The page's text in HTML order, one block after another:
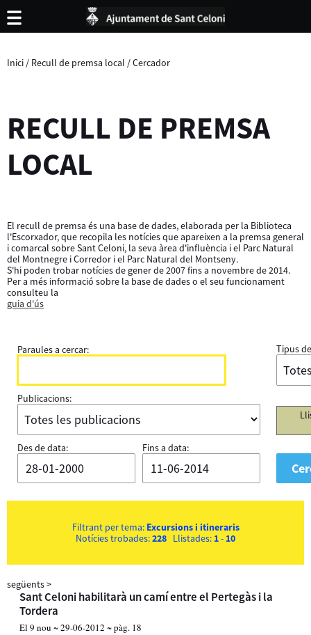
Inici / Recull de premsa local /Cercador
RECULL DE PREMSA
LOCAL
El recull de premsa és una base de dades, elaborada per la Biblioteca
l'Escorxador, que recopila les notícies que apareixen a la premsa general
i comarcal sobre Sant Celoni, la seva àrea d'influència i el Parc Natural
del Montnegre i Corredor i el Parc Natural del Montseny.
S'hi poden trobar notícies de gener de 2007 fins a novembre de 2014.
Per a més informació sobre la base de dades o el seu funcionament
consulteu la
guia d'ús
Paraules a cercar: Tipus
Publicacions:
Des de data: Fins a data:
Filtrant per tema: Excursions i itineraris
Notícies trobades:228 Llistades: 1- 10
següents>
Sant Celoni habilitarà un camí entre el Pertegàs i la
Tordera
El 9 nou ~ 29-06-2012 ~ pàg. 18